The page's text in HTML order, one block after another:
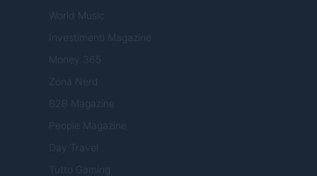
World Music
Investimenti Magazine
Money 365
Zona Nerd
B2B Magazine
People Magazine
Day Travel
Tutto Gaming